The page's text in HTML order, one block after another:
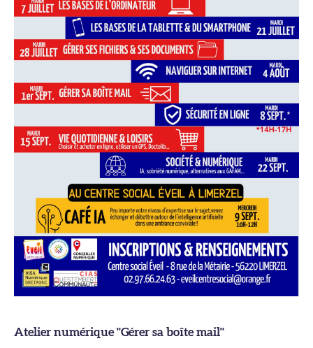
Atelier numérique "Gérer sa boîte mail"